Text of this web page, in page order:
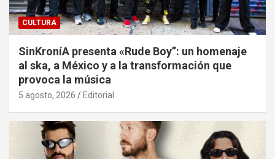
CULTURA
SinKroníA presenta «Rude Boy”: un homenaje
al ska, a México y a la transformación que
provoca la música
5 agosto, 2026 Editorial